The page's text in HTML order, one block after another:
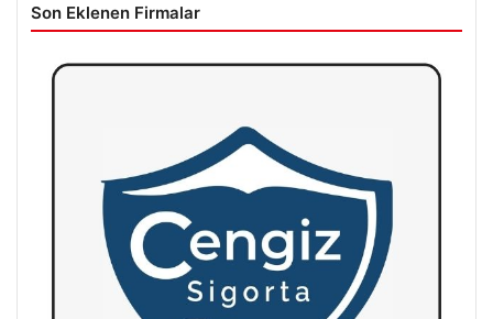
Son Eklenen Firmalar